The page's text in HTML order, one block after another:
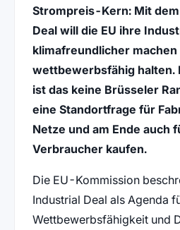
Strompreis-Kern: Mit
Deal will die EU ihre
klimafreundlicher machen
wettbewerbsfähig halten.
ist das keine Brüsseler
eine Standortfrage für
Netze und am Ende auch
Verbraucher kaufen.
Die EU-Kommission
Industrial Deal als Agenda
Wettbewerbsfähigkeit und